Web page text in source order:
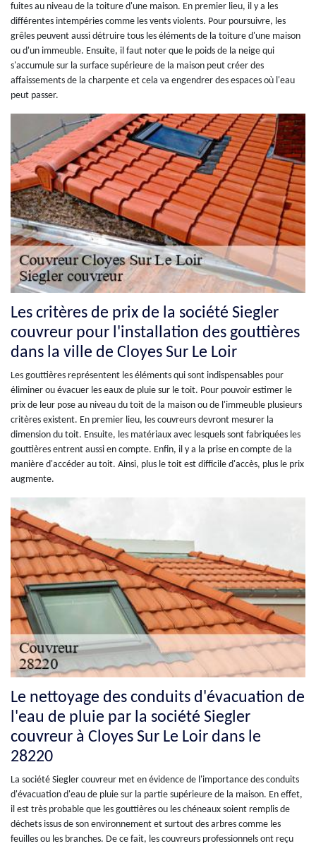
fuites au niveau de la toiture d'une maison. En premier lieu, il y a les
différentes intempéries comme les vents violents. Pour poursuivre, les
grêles peuvent aussi détruire tous les éléments de la toiture d'une maison
ou d'un immeuble. Ensuite, il faut noter que le poids de la neige qui
s'accumule sur la surface supérieure de la maison peut créer des
affaissements de la charpente et cela va engendrer des espaces où l'eau
peut passer.
Les critères de prix de la société Siegler
couvreur pour l'installation des gouttières
dans la ville de Cloyes Sur Le Loir
Les gouttières représentent les éléments qui sont indispensables pour
éliminer ou évacuer les eaux de pluie sur le toit. Pour pouvoir estimer le
prix de leur pose au niveau du toit de la maison ou de l'immeuble plusieurs
critères existent. En premier lieu, les couvreurs devront mesurer la
dimension du toit. Ensuite, les matériaux avec lesquels sont fabriquées les
gouttières entrent aussi en compte. Enfin, il y a la prise en compte de la
manière d'accéder au toit. Ainsi, plus le toit est difficile d'accès, plus le prix
augmente.
Le nettoyage des conduits d'évacuation de
l'eau de pluie par la société Siegler
couvreur à Cloyes Sur Le Loir dans le
28220
La société Siegler couvreur met en évidence de l'importance des conduits
d'évacuation d'eau de pluie sur la partie supérieure de la maison. En effet,
il est très probable que les gouttières ou les chéneaux soient remplis de
déchets issus de son environnement et surtout des arbres comme les
feuilles ou les branches. De ce fait, les couvreurs professionnels ont reçu